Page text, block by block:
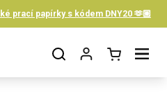
prací papírky s kódem DNY20 🫶🏼
Open cart Open menu